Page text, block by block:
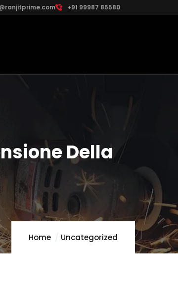
+91 99987 85580
Della
Home Uncategorized